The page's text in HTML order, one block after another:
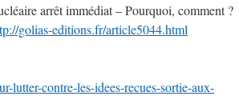
arrêt immédiat – Pourquoi, comment ?
golias-editions.fr/article5044.html
lutter-contre-les-idees-recues-sortie-aux-